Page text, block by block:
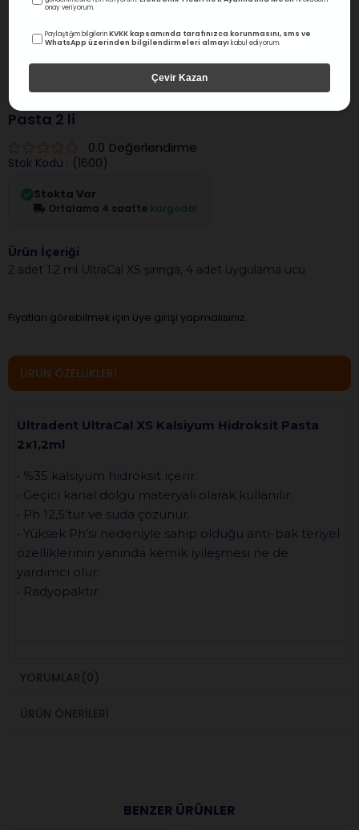
Ultradent UltraCal XS Kalsiyum Hidroksit
Pasta 2 li
0.0 Değerlendirme
Stok Kodu (1600)
Stokta Var
Ortalama 4 saatte kargoda!
Ürün İçeriği
2 adet 1.2 ml UltraCal XS şırınga, 4 adet uygulama ucu
Fiyatları görebilmek için üye girişi yapmalısınız.
ÜRÜN ÖZELLIKLERI
Ultradent UltraCal XS Kalsiyum Hidroksit Pasta
2x1,2ml
• %35 kalsiyum hidroksit içerir.
• Geçici kanal dolgu materyali olarak kullanılır.
• Ph 12,5’tur ve suda çözünür.
• Yüksek Ph’sı nedeniyle sahip olduğu anti-bak teriyel
özelliklerinin yanında kemik iyileşmesi ne de
yardımcı olur.
• Radyopaktır.
YORUMLAR (0)
ÜRÜN ÖNERILERI
BENZER ÜRÜNLER
onay veriyorum.
Paylaştığım bilgilerinKVKK kapsamında tarafınızca korunmasını, sms ve
WhatsApp üzerinden bilgilendirmeleri almayı kabul ediyorum.
Çevir Kazan